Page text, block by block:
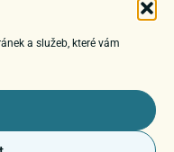
a služeb, které vám